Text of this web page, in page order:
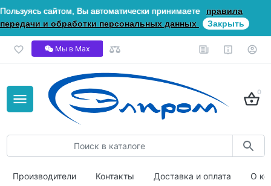
Пользуясь сайтом, Вы автоматически принимаете
правила
передачи и обработки персональных данных
Закрыть
Мы в Мах
0
Производители Контакты Доставка и оплата О